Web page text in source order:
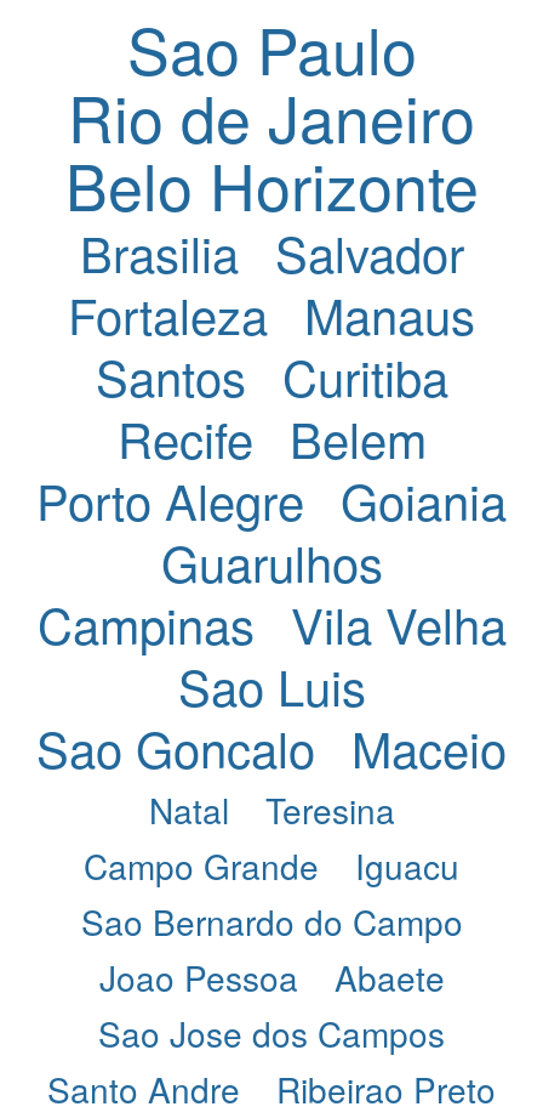
Sao Paulo
Rio de Janeiro
Belo Horizonte
Brasilia Salvador
Fortaleza Manaus
Santos Curitiba
Recife Belem
Porto Alegre Goiania
Guarulhos
Campinas Vila Velha
Sao Luis
Sao Goncalo Maceio
Natal
Teresina
Campo Grande
Iguacu
Sao Bernardo do Campo
Joao Pessoa
Abaete
Sao Jose dos Campos
Santo Andre
Ribeirao Preto